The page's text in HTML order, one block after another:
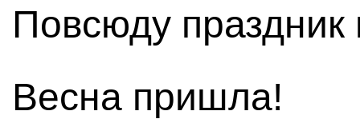
Повсюду
Весна пришла!